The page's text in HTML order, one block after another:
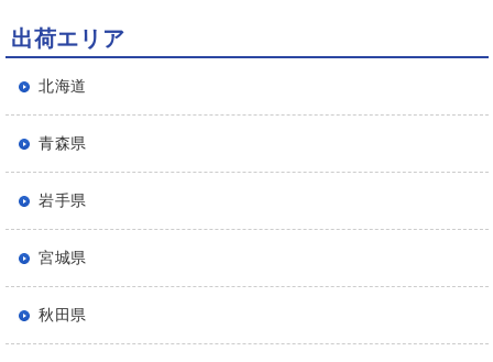
出荷エリア
北海道
青森県
岩手県
宮城県
秋田県